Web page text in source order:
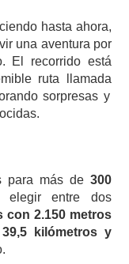
hasta ahora,
una aventura por
El recorrido está
ruta llamada
sorpresas y
para más de300
elegir entre dos
con 2.150 metros
39,5 kilómetros y